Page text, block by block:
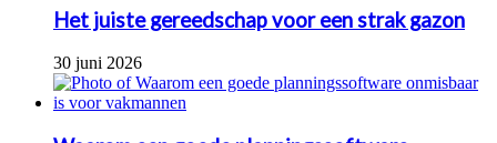
Het juiste gereedschap voor een strak gazon
30 juni 2026